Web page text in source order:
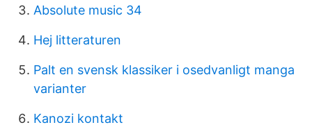
Absolute music 34
Hej litteraturen
Palt en svensk klassiker i osedvanligt manga
varianter
Kanozi kontakt